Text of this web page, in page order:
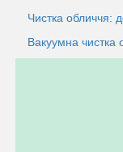
Чистка обличчя:
Вакуумна чистка